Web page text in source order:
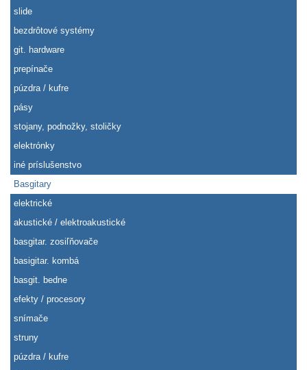
slide
bezdrôtové systémy
git. hardware
prepínače
púzdra / kufre
pásy
stojany, podnožky, stoličky
elektrónky
iné príslušenstvo
Basgitary
elektrické
akustické / elektroakustické
basgitar. zosiľňovače
basigitar. kombá
basgit. bedne
efekty / procesory
snímače
struny
púzdra / kufre